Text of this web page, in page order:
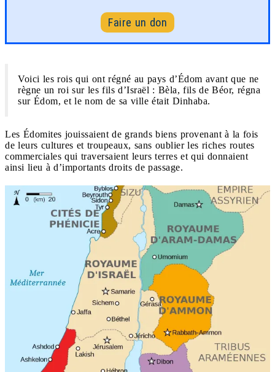
Faire un don
Voici les rois qui ont régné au pays d’Édom avant que ne
règne un roi sur les fils d’Israël : Bèla, fils de Béor, régna
sur Édom, et le nom de sa ville était Dinhaba.
Les Édomites jouissaient de grands biens provenant à la fois
de leurs cultures et troupeaux, sans oublier les riches routes
commerciales qui traversaient leurs terres et qui donnaient
ainsi lieu à d’importants droits de passage.